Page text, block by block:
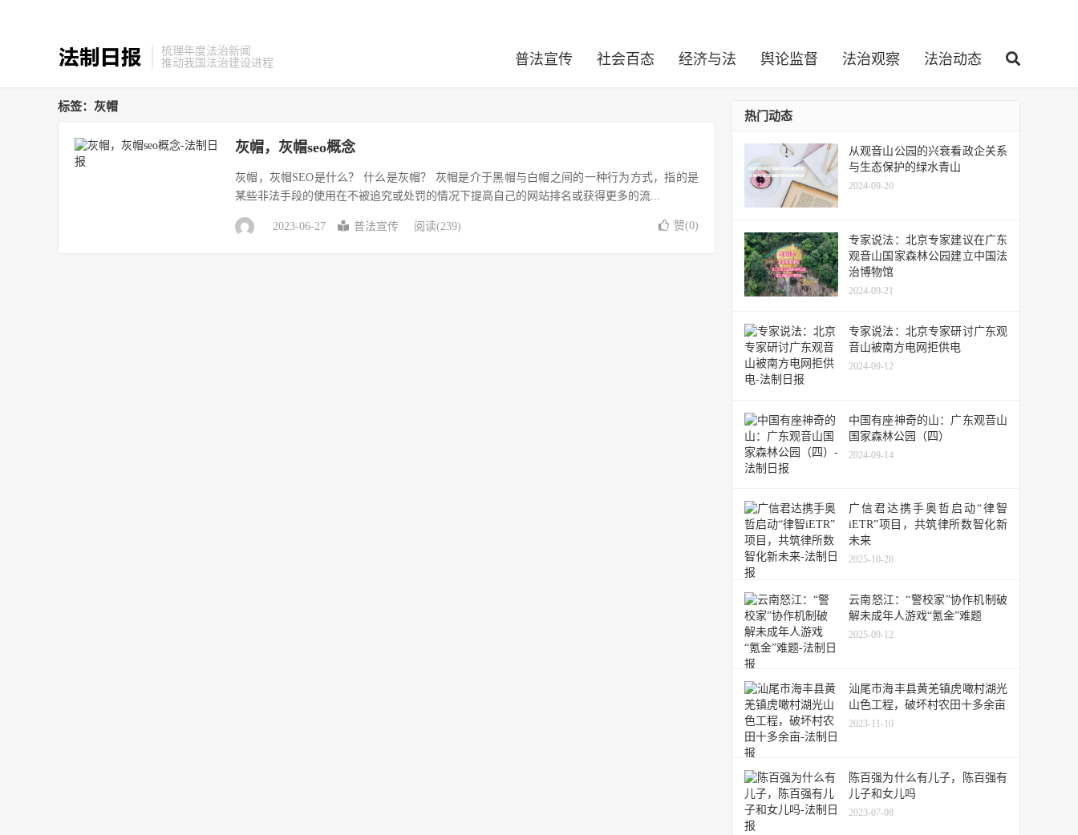
梳理年度法治新闻
推动我国法治建设进程
普法宣传 社会百态 经济与法 舆论监督 法治观察 法治动态
标签：灰帽
灰帽，灰帽seo概念
灰帽，灰帽SEO是什么？ 什么是灰帽？ 灰帽是介于黑帽与白帽之间的一种行为方式，指的是
某些非法手段的使用在不被追究或处罚的情况下提高自己的网站排名或获得更多的流...
2023-06-27 普法宣传 阅读(239) 赞(0)
热门动态
从观音山公园的兴衰看政企关系
与生态保护的绿水青山
2024-09-20
专家说法：北京专家建议在广东
观音山国家森林公园建立中国法
治博物馆
2024-09-21
专家说法：北京专家研讨广东观
音山被南方电网拒供电
2024-09-12
中国有座神奇的山：广东观音山
国家森林公园（四）
2024-09-14
广信君达携手奥哲启动“律智
iETR”项目，共筑律所数智化新
未来
2025-10-28
云南怒江：“警校家”协作机制破
解未成年人游戏“氪金”难题
2025-09-12
汕尾市海丰县黄羌镇虎噉村湖光
山色工程，破坏村农田十多余亩
2023-11-10
陈百强为什么有儿子，陈百强有
儿子和女儿吗
2023-07-08